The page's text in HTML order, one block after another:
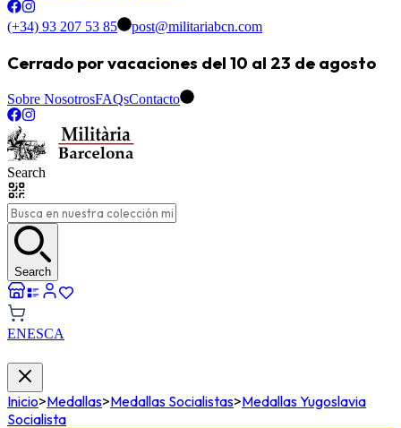
(+34) 93 207 53 85 post@militariabcn.com
Cerrado por vacaciones del 10 al 23 de agosto
Sobre NosotrosFAQsContacto
Search
Search
ENESCA
Inicio>Medallas>Medallas Socialistas>Medallas Yugoslavia
Socialista